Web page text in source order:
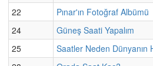
22
Pınar'ın Fotoğraf Albümü
24
Güneş Saati Yapalım
25
Saatler Neden Dünyanın